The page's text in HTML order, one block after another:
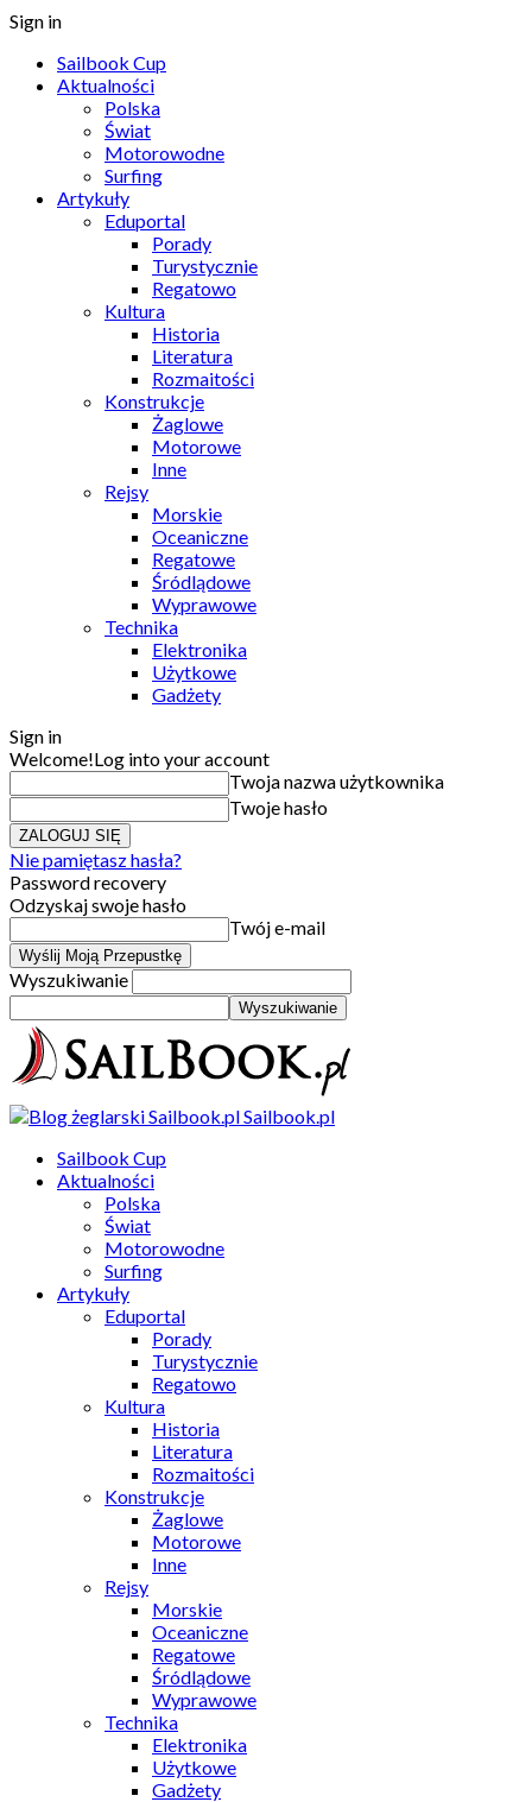
Sign in
Sailbook Cup
Aktualności
Polska
Świat
Motorowodne
Surfing
Artykuły
Eduportal
Porady
Turystycznie
Regatowo
Kultura
Historia
Literatura
Rozmaitości
Konstrukcje
Żaglowe
Motorowe
Inne
Rejsy
Morskie
Oceaniczne
Regatowe
Śródlądowe
Wyprawowe
Technika
Elektronika
Użytkowe
Gadżety
Sign in
Welcome!Log into your account
Twoja nazwa użytkownika
Twoje hasło
Nie pamiętasz hasła?
Password recovery
Odzyskaj swoje hasło
Twój e-mail
Wyszukiwanie
Sailbook.pl
Sailbook Cup
Aktualności
Polska
Świat
Motorowodne
Surfing
Artykuły
Eduportal
Porady
Turystycznie
Regatowo
Kultura
Historia
Literatura
Rozmaitości
Konstrukcje
Żaglowe
Motorowe
Inne
Rejsy
Morskie
Oceaniczne
Regatowe
Śródlądowe
Wyprawowe
Technika
Elektronika
Użytkowe
Gadżety